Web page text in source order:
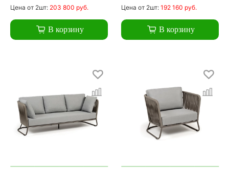
Цена от 2шт: 203 800 руб.
В корзину
Цена от 2шт: 192 160 руб.
В корзину